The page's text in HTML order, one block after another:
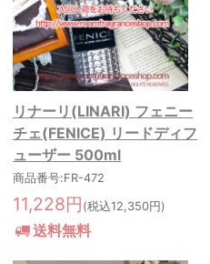
リナーリ(LINARI) フェニー
チェ(FENICE) リードディフ
ューザー 500ml
商品番号:FR-472
11,228円 (税込12,350円)
送料無料